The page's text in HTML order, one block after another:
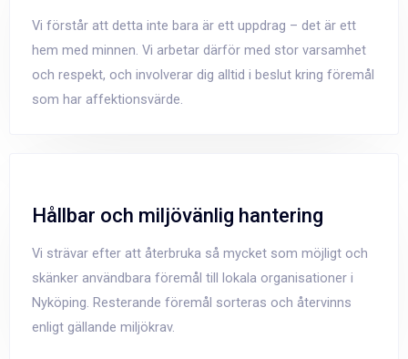
Vi förstår att detta inte bara är ett uppdrag – det är ett
hem med minnen. Vi arbetar därför med stor varsamhet
och respekt, och involverar dig alltid i beslut kring föremål
som har affektionsvärde.
Hållbar och miljövänlig hantering
Vi strävar efter att återbruka så mycket som möjligt och
skänker användbara föremål till lokala organisationer i
Nyköping. Resterande föremål sorteras och återvinns
enligt gällande miljökrav.